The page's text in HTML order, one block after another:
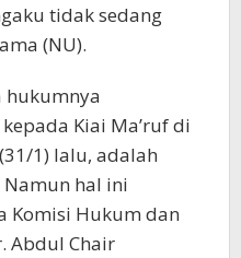
tidak sedang
(NU).
hukumnya
Kiai Ma’ruf di
1) lalu, adalah
hal ini
Komisi Hukum dan
Abdul Chair